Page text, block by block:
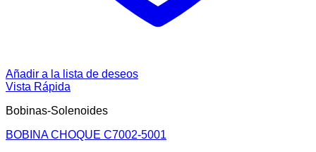
Añadir a la lista de deseos
Vista Rápida
Bobinas-Solenoides
BOBINA CHOQUE C7002-5001